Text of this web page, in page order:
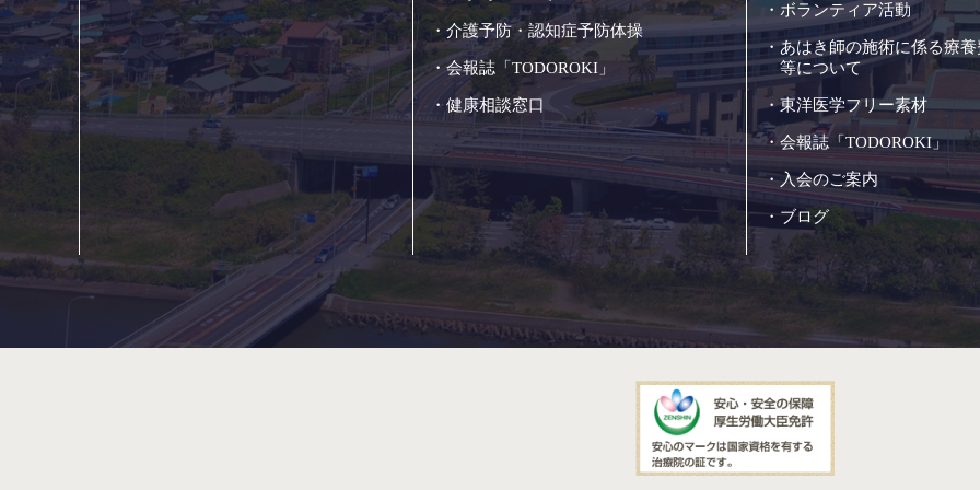
介護予防・認知症予防体操
会報誌「TODOROKI」
健康相談窓口
ボランティア活動
あはき師の施術に係る療
等について
東洋医学フリー素材
会報誌「TODOROKI」
入会のご案内
ブログ